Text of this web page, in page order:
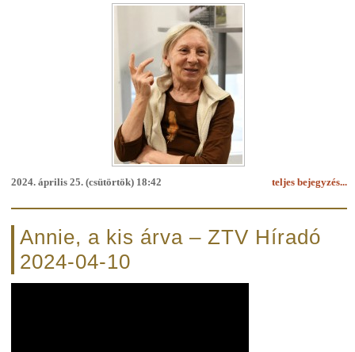
teljes bejegyzés...
2024. április 25. (csütörtök) 18:42
Annie, a kis árva – ZTV Híradó
2024-04-10